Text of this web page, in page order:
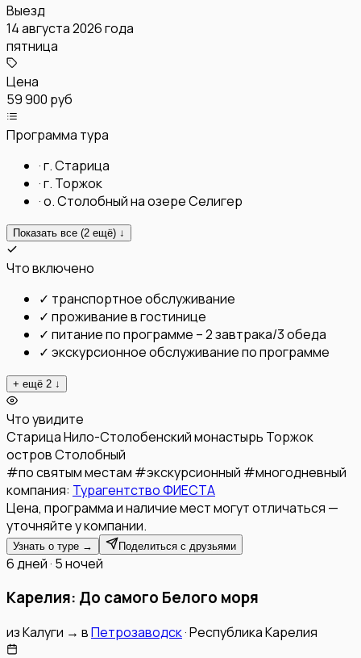
Выезд
14 августа 2026 года
пятница
Цена
59 900 руб
Программа тура
·г. Старица
·г. Торжок
·о. Столобный на озере Селигер
Показать все (2 ещё) ↓
Что включено
✓ транспортное обслуживание
✓ проживание в гостинице
✓ питание по программе – 2 завтрака/3 обеда
✓ экскурсионное обслуживание по программе
+ ещё 2 ↓
Что увидите
СтарицаНило-Столобенский монастырь Торжок
остров Столобный
#по святым местам #экскурсионный #многодневный
компания: Турагентство ФИЕСТА
Цена, программа и наличие мест могут отличаться —
уточняйте у компании.
Узнать о туре → Поделиться с друзьями
6 дней · 5 ночей
Карелия: До самого Белого моря
изКалуги → вПетрозаводск·Республика Карелия